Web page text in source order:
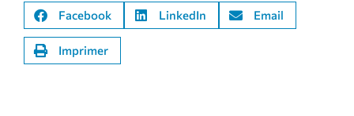
Facebook LinkedIn Email
Imprimer